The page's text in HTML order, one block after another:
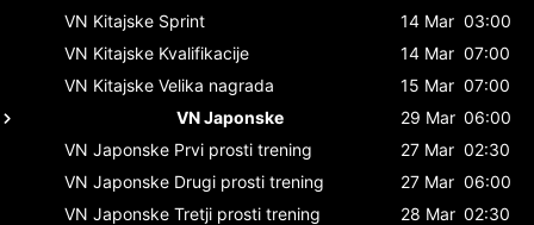
VN Kitajske Sprint 14 Mar 03:00
VN Kitajske Kvalifikacije 14 Mar 07:00
VN Kitajske Velika nagrada 15 Mar 07:00
VN Japonske
29 Mar 06:00
VN Japonske Prvi prosti trening 27 Mar 02:30
VN Japonske Drugi prosti trening 27 Mar 06:00
VN Japonske Tretji prosti trening 28 Mar 02:30